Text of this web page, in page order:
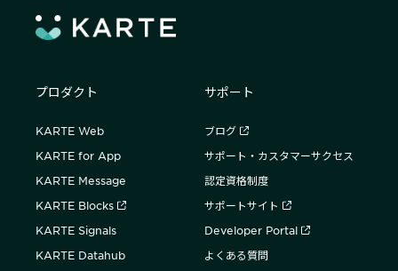
プロダクト
KARTE Web
KARTE for App
KARTE Message
KARTE Blocks
KARTE Signals
KARTE Datahub
サポート
ブログ
サポート・カスタマーサクセス
認定資格制度
サポートサイト
Developer Portal
よくある質問